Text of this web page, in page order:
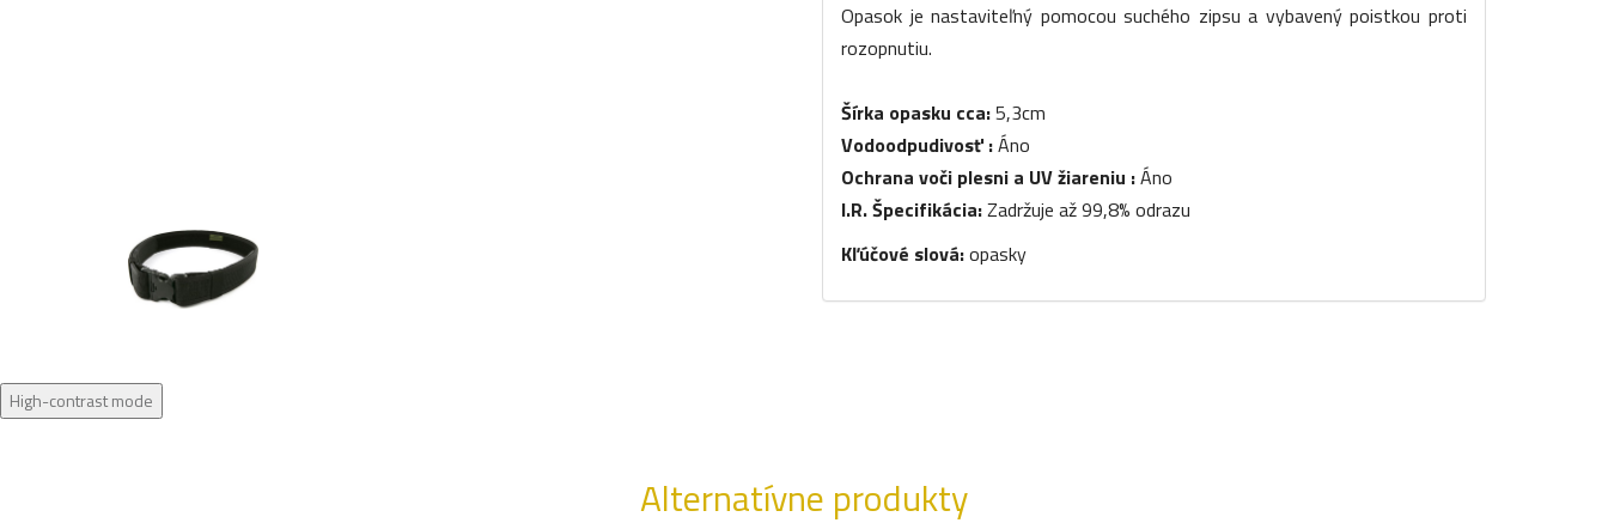
Opasok je nastaviteľný pomocou suchého zipsu a vybavený poistkou proti
rozopnutiu.
Šírka opasku cca:5,3cm
Vodoodpudivosť :Áno
Ochrana voči plesni a UV žiareniu :Áno
I.R. Špecifikácia:Zadržuje až 99,8% odrazu
Kľúčové slová:opasky
High-contrast mode
Alternatívne produkty